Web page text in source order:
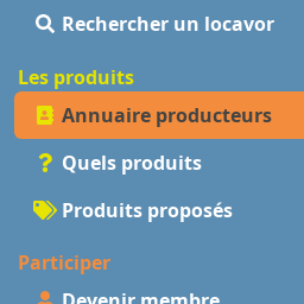
Rechercher un locavor
Les produits
Annuaire producteurs
Quels produits
Produits proposés
Participer